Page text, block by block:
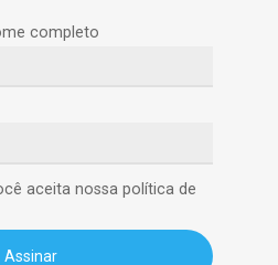
completo
aceita nossa política de